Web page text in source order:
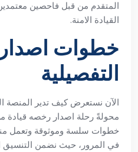
المتقدم من قبل فاحصين معتمدين
القيادة الامنة.
خطوات
التفصيلية
الآن نستعرض كيف تدير المنصة
محولةً رحلة اصدار رخصه قيادة
خطوات سلسة وموثوقة وتعمل
في المرور، حيث نضمن التنسيق